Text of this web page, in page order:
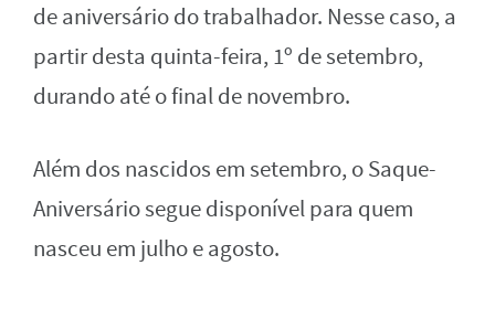
de aniversário do trabalhador. Nesse caso, a
partir desta quinta-feira, 1º de setembro,
durando até o final de novembro.
Além dos nascidos em setembro, o Saque-
Aniversário segue disponível para quem
nasceu em julho e agosto.